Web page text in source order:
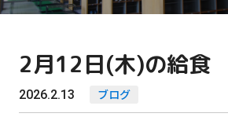
2月12日(木)の給食
2026.2.13 ブログ